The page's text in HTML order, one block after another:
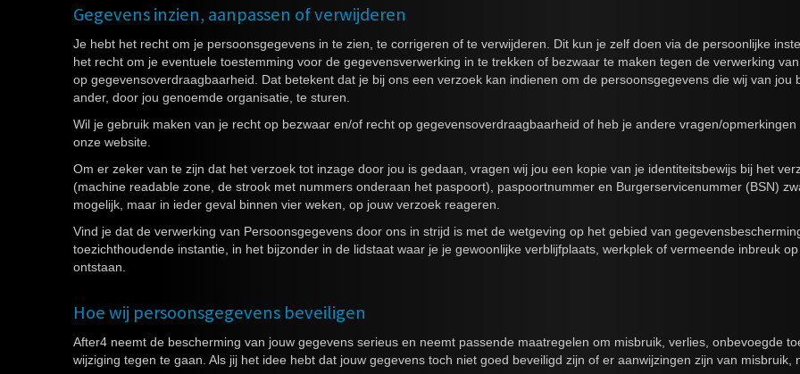
Gegevens inzien, aanpassen of verwijderen
Je hebt het recht om je persoonsgegevens in te zien, te corrigeren of te verwijderen. Dit kun je zelf doen via de persoonlijke
het recht om je eventuele toestemming voor de gegevensverwerking in te trekken of bezwaar te maken tegen de verwerking
op gegevensoverdraagbaarheid. Dat betekent dat je bij ons een verzoek kan indienen om de persoonsgegevens die wij van
ander, door jou genoemde organisatie, te sturen.
Wil je gebruik maken van je recht op bezwaar en/of recht op gegevensoverdraagbaarheid of heb je andere vragen/
onze website.
Om er zeker van te zijn dat het verzoek tot inzage door jou is gedaan, vragen wij jou een kopie van je identiteitsbewijs bij het
(machine readable zone, de strook met nummers onderaan het paspoort), paspoortnummer en Burgerservicenummer (BSN)
mogelijk, maar in ieder geval binnen vier weken, op jouw verzoek reageren.
Vind je dat de verwerking van Persoonsgegevens door ons in strijd is met de wetgeving op het gebied van
toezichthoudende instantie, in het bijzonder in de lidstaat waar je je gewoonlijke verblijfplaats, werkplek of vermeende inbreuk
ontstaan.
Hoe wij persoonsgegevens beveiligen
After4 neemt de bescherming van jouw gegevens serieus en neemt passende maatregelen om misbruik, verlies, onbevoegde
wijziging tegen te gaan. Als jij het idee hebt dat jouw gegevens toch niet goed beveiligd zijn of er aanwijzingen zijn van